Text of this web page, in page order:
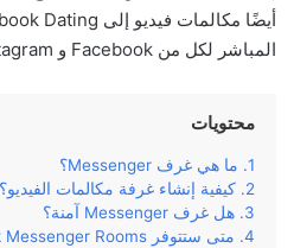
المباشر لكل من Facebook و Instagram.
محتويات
ما هي غرف Messenger؟
كيفية إنشاء غرفة مكالمات الفيديو؟
هل غرف Messenger آمنة؟
متى ستتوفر Facebook Messenger Rooms؟